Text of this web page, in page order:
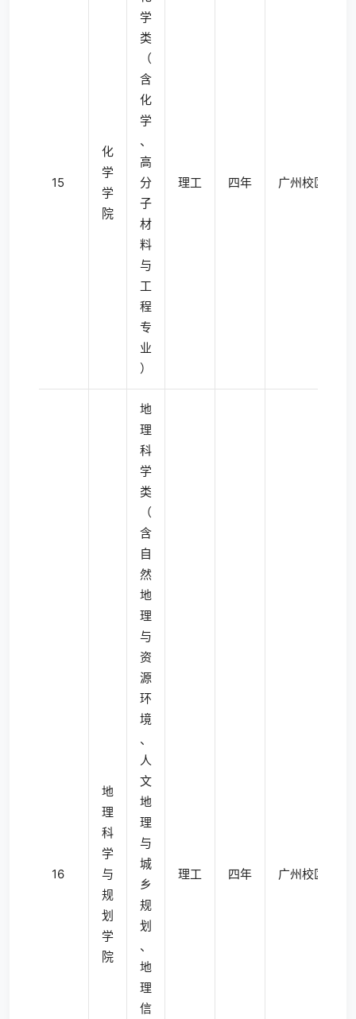
15
化
学
学
院
学
类
（
含
化
学
、
高
分
子
材
料
与
工
程
专
业
）
理工 四年 广州校区东校
16
地
理
科
学
与
规
划
学
院
地
理
科
学
类
（
含
自
然
地
理
与
资
源
环
境
、
人
文
地
理
与
城
乡
规
划
、
地
理
信
理工 四年 广州校区南校